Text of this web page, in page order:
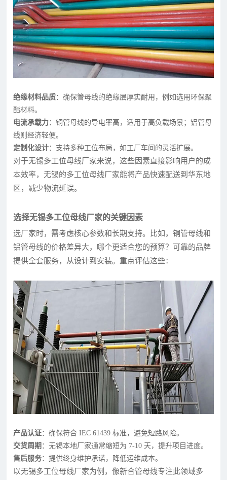
绝缘材料品质：确保管母线的绝缘层厚实耐用，例如选用环保聚
酯材料。
电流承载力：铜管母线的导电率高，适用于高负载场景；铝管母
线则经济轻便。
定制化设计：支持多种工位布局，如工厂车间的灵活扩展。
对于无锡多工位母线厂家来说，这些因素直接影响用户的成
本效率，无锡的多工位母线厂家能将产品快速配送到华东地
区，减少物流延误。
选择无锡多工位母线厂家的关键因素
选厂家时，需考虑核心参数和长期支持。比如，铜管母线和
铝管母线的价格差异大，哪个更适合您的预算？可靠的品牌
提供全套服务，从设计到安装。重点评估这些：
产品认证：确保符合 IEC 61439 标准，避免短路风险。
交货周期 ：无锡本地厂家通常缩短为 7-10 天，提升项目进度。
售后服务：提供终身维护承诺，降低运维成本。
以无锡多工位母线厂家为例，像新合管母线专注此领域多